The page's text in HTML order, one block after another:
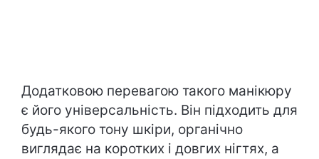
Додатковою перевагою такого манікюру
є його універсальність. Він підходить для
будь-якого тону шкіри, органічно
виглядає на коротких і довгих нігтях, а